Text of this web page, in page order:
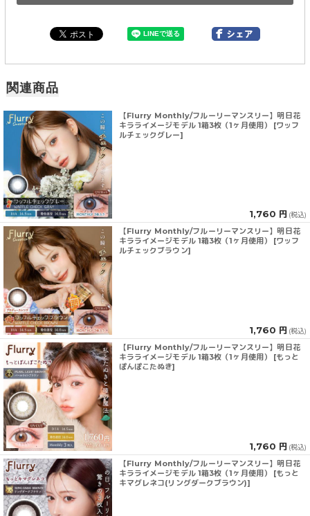
関連商品
【Flurry Monthly/フルーリーマンスリー】明日花
キラライメージモデル 1箱3枚（1ヶ月使用） [ワッフ
ルチェックグレー]
1,760 円 (税込)
【Flurry Monthly/フルーリーマンスリー】明日花
キラライメージモデル 1箱3枚（1ヶ月使用） [ワッフ
ルチェックブラウン]
1,760 円 (税込)
【Flurry Monthly/フルーリーマンスリー】明日花
キラライメージモデル 1箱3枚（1ヶ月使用） [もっと
ぽんぽこたぬき]
1,760 円 (税込)
【Flurry Monthly/フルーリーマンスリー】明日花
キラライメージモデル 1箱3枚（1ヶ月使用） [もっと
キマグレネコ(リングダークブラウン)]